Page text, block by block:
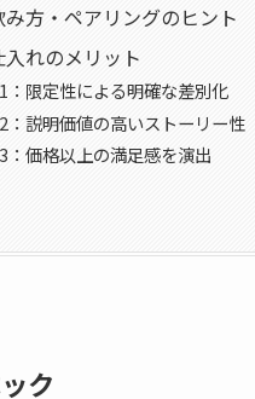
み方・ペアリングのヒント
入れのメリット
：限定性による明確な差別化
：説明価値の高いストーリー性
：価格以上の満足感を演出
ク